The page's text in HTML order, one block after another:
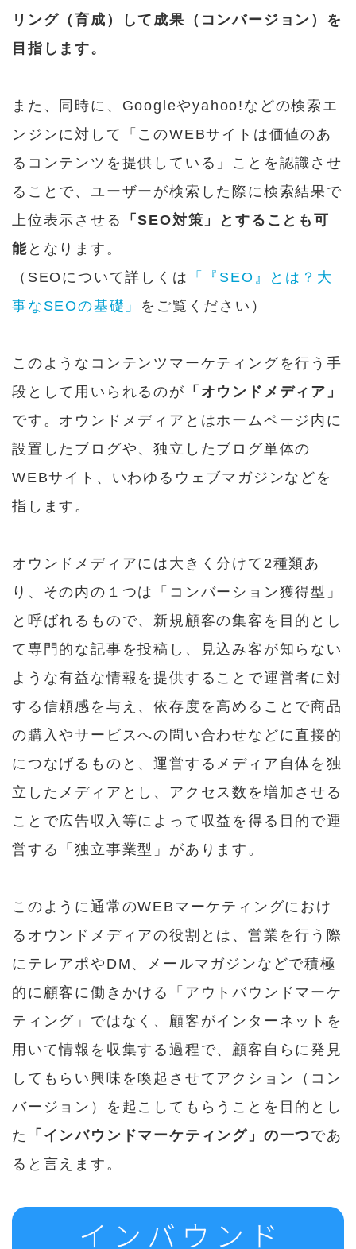
リング（育成）して成果（コンバージョン）を
目指します。
また、同時に、Googleやyahoo!などの検索エ
ンジンに対して「このWEBサイトは価値のあ
るコンテンツを提供している」ことを認識させ
ることで、ユーザーが検索した際に検索結果で
上位表示させる
「SEO対策」とすることも可
能 となります。
（SEOについて詳しくは
「『SEO』とは？大
事なSEOの基礎」 をご覧ください）
このようなコンテンツマーケティングを行う手
段として用いられるのが 「オウンドメディア」
です。オウンドメディアとはホームページ内に
設置したブログや、独立したブログ単体の
WEBサイト、いわゆるウェブマガジンなどを
指します。
オウンドメディアには大きく分けて2種類あ
り、その内の１つは「コンバーション獲得型」
と呼ばれるもので、新規顧客の集客を目的とし
て専門的な記事を投稿し、見込み客が知らない
ような有益な情報を提供することで運営者に対
する信頼感を与え、依存度を高めることで商品
の購入やサービスへの問い合わせなどに直接的
につなげるものと、運営するメディア自体を独
立したメディアとし、アクセス数を増加させる
ことで広告収入等によって収益を得る目的で運
営する「独立事業型」があります。
このように通常のWEBマーケティングにおけ
るオウンドメディアの役割とは、営業を行う際
にテレアポやDM、メールマガジンなどで積極
的に顧客に働きかける「アウトバウンドマーケ
ティング」ではなく、顧客がインターネットを
用いて情報を収集する過程で、顧客自らに発見
してもらい興味を喚起させてアクション（コン
バージョン）を起こしてもらうことを目的とし
た
「インバウンドマーケティング」の一つであ
ると言えます。